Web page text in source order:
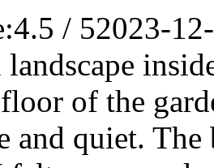
/ 52023-
landscape
of the
and quiet.